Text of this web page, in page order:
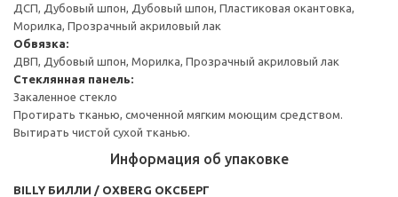
ДСП, Дубовый шпон, Дубовый шпон, Пластиковая окантовка,
Морилка, Прозрачный акриловый лак
Обвязка:
ДВП, Дубовый шпон, Морилка, Прозрачный акриловый лак
Стеклянная панель:
Закаленное стекло
Протирать тканью, смоченной мягким моющим средством.
Вытирать чистой сухой тканью.
Информация об упаковке
BILLY БИЛЛИ / OXBERG ОКСБЕРГ